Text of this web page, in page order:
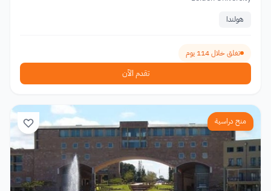
هولندا
تغلق خلال 114 يوم
تقدم الآن
منح دراسية